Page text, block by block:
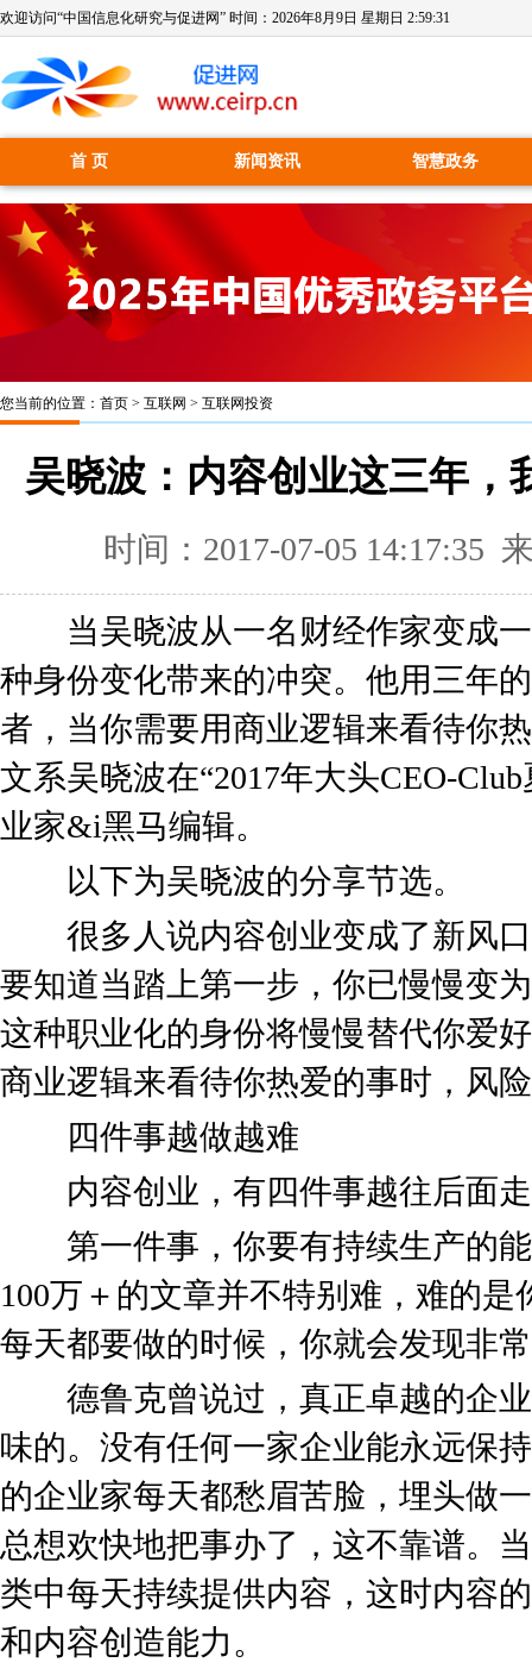
欢迎访问“中国信息化研究与促进网” 时间： 2026年8月9日 星期日 2:59:32
首 页 新闻资讯 智慧政务
您当前的位置： 首页 > 互联网 > 互联网投资
吴晓波：内容创业这三年，
时间：2017-07-05 14:17:35
当吴晓波从一名财经作家变成一
种身份变化带来的冲突。他用三年
者，当你需要用商业逻辑来看待你
文系吴晓波在“2017年大头CEO-
业家&i黑马编辑。
以下为吴晓波的分享节选。
很多人说内容创业变成了新风口
要知道当踏上第一步，你已慢慢变
这种职业化的身份将慢慢替代你爱
商业逻辑来看待你热爱的事时，风
四件事越做越难
内容创业，有四件事越往后面走
第一件事，你要有持续生产的能
100万＋的文章并不特别难，难的
每天都要做的时候，你就会发现非
德鲁克曾说过，真正卓越的企业
味的。没有任何一家企业能永远保
的企业家每天都愁眉苦脸，埋头做
总想欢快地把事办了，这不靠谱。
类中每天持续提供内容，这时内容
和内容创造能力。